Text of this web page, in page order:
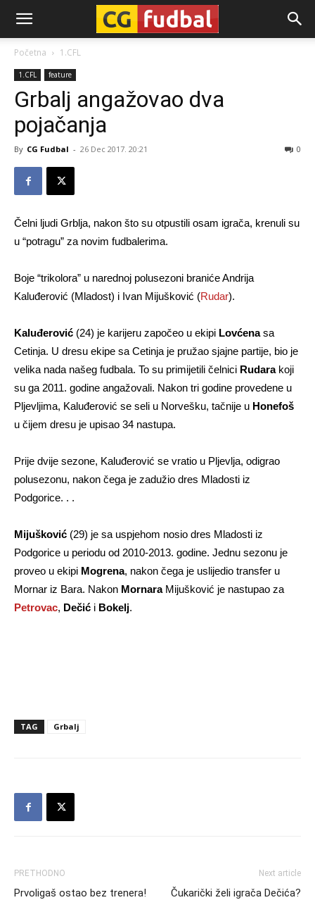
CG-
Fudbal
Početna 1.CFL
1.CFL feature
Grbalj angažovao dva
pojačanja
By CG Fudbal - 26 Dec 2017. 20:21 0
Čelni ljudi Grblja, nakon što su otpustili osam igrača, krenuli su
u “potragu” za novim fudbalerima.
Boje “trikolora” u narednoj polusezoni braniće Andrija
Kaluđerović (Mladost) i Ivan Mijušković (Rudar).
Kaluđerović (24) je karijeru započeo u ekipi Lovćenasa
Cetinja. U dresu ekipe sa Cetinja je pružao sjajne partije, bio je
velika nada našeg fudbala. To su primijetili čelnici Rudarakoji
su ga 2011. godine angažovali. Nakon tri godine provedene u
Pljevljima, Kaluđerović se seli u Norvešku, tačnije u Honefoš
u čijem dresu je upisao 34 nastupa.
Prije dvije sezone, Kaluđerović se vratio u Pljevlja, odigrao
polusezonu, nakon čega je zadužio dres Mladosti iz
Podgorice. . .
Mijušković (29) je sa uspjehom nosio dres Mladosti iz
Podgorice u periodu od 2010-2013. godine. Jednu sezonu je
proveo u ekipi Mogrena, nakon čega je uslijedio transfer u
Mornar iz Bara. Nakon MornaraMijušković je nastupao za
Petrovac, Dečić i Bokelj.
TAG Grbalj
PRETHODNO
Prvoligaš ostao bez trenera!
Next article
Čukarički želi igrača Dečića?